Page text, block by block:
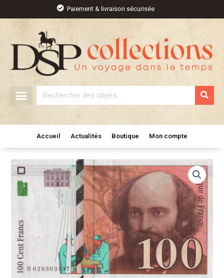
contenu
Paiement & livraison sécurisée
Rechercher
Accueil Actualités Boutique Mon compte